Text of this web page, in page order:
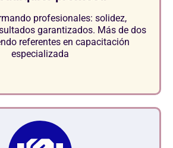
profesionales: solidez,
garantizados. Más de dos
referentes en capacitación
especializada